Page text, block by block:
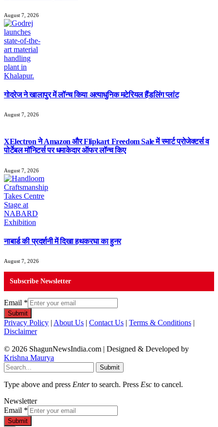
August 7, 2026
गोदरेज ने खालापुर में लॉन्च किया अत्याधुनिक मटेरियल हैंडलिंग प्लांट
August 7, 2026
XElectron ने Amazon और Flipkart Freedom Sale में स्मार्ट प्रोजेक्टर्स व
पोर्टेबल मॉनिटर्स पर धमाकेदार ऑफर लॉन्च किए
August 7, 2026
नाबार्ड की प्रदर्शनी में दिखा हथकरघा का हुनर
August 7, 2026
Subscribe Newsletter
Email *
Submit
Privacy Policy | About Us | Contact Us | Terms & Conditions |
Disclaimer
© 2026 ShagunNewsIndia.com | Designed & Developed by
Krishna Maurya
Submit
Type above and press Enterto search. Press Esc to cancel.
Newsletter
Email *
Submit